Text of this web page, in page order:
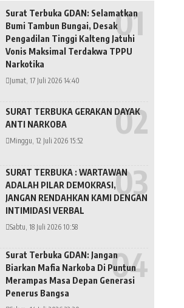
Surat Terbuka GDAN: Selamatkan
Bumi Tambun Bungai, Desak
Pengadilan Tinggi Kalteng Jatuhi
Vonis Maksimal Terdakwa TPPU
Narkotika
Jumat, 17 Juli 2026 14:40
SURAT TERBUKA GERAKAN DAYAK
ANTI NARKOBA
Minggu, 12 Juli 2026 15:52
SURAT TERBUKA : WARTAWAN
ADALAH PILAR DEMOKRASI,
JANGAN RENDAHKAN KAMI DENGAN
INTIMIDASI VERBAL
Sabtu, 18 Juli 2026 10:58
Surat Terbuka GDAN: Jangan
Biarkan Mafia Narkoba Di Puntun
Merampas Masa Depan Generasi
Penerus Bangsa